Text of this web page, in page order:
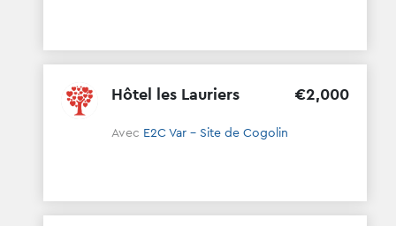
Hôtel les Lauriers €2,000
Avec E2C Var - Site de Cogolin